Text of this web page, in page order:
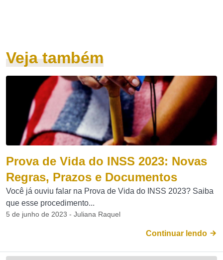
Veja também
Prova de Vida do INSS 2023: Novas
Regras, Prazos e Documentos
Você já ouviu falar na Prova de Vida do INSS 2023? Saiba
que esse procedimento...
5 de junho de 2023 - Juliana Raquel
Continuar lendo